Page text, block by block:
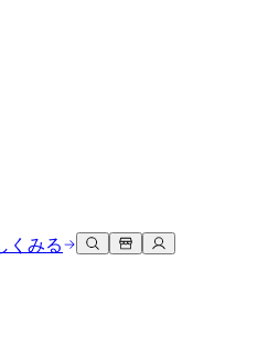
に2Dおよび3Dゲームを構築
クトを構築およびレビューする
リファレンス
ト
くみる